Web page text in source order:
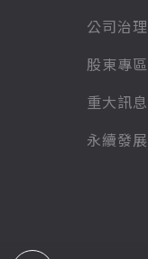
公司治理
股東專區
重大訊息
永續發展